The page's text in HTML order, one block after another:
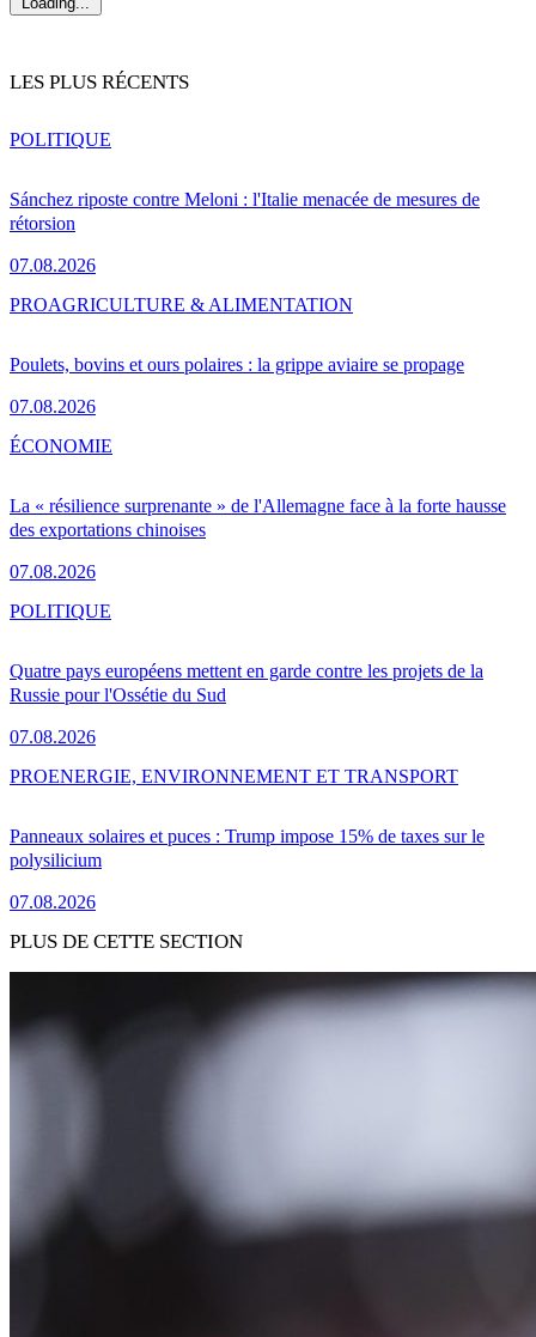
LES PLUS RÉCENTS
Sánchez riposte contre Meloni : l'Italie menacée de mesures de
rétorsion
07.08.2026
POLITIQUE
Poulets, bovins et ours polaires : la grippe aviaire se propage
07.08.2026
PROAGRICULTURE & ALIMENTATION
La « résilience surprenante » de l'Allemagne face à la forte hausse
des exportations chinoises
07.08.2026
ÉCONOMIE
Quatre pays européens mettent en garde contre les projets de la
Russie pour l'Ossétie du Sud
07.08.2026
POLITIQUE
Panneaux solaires et puces : Trump impose 15% de taxes sur le
polysilicium
07.08.2026
PROENERGIE, ENVIRONNEMENT ET TRANSPORT
PLUS DE CETTE SECTION